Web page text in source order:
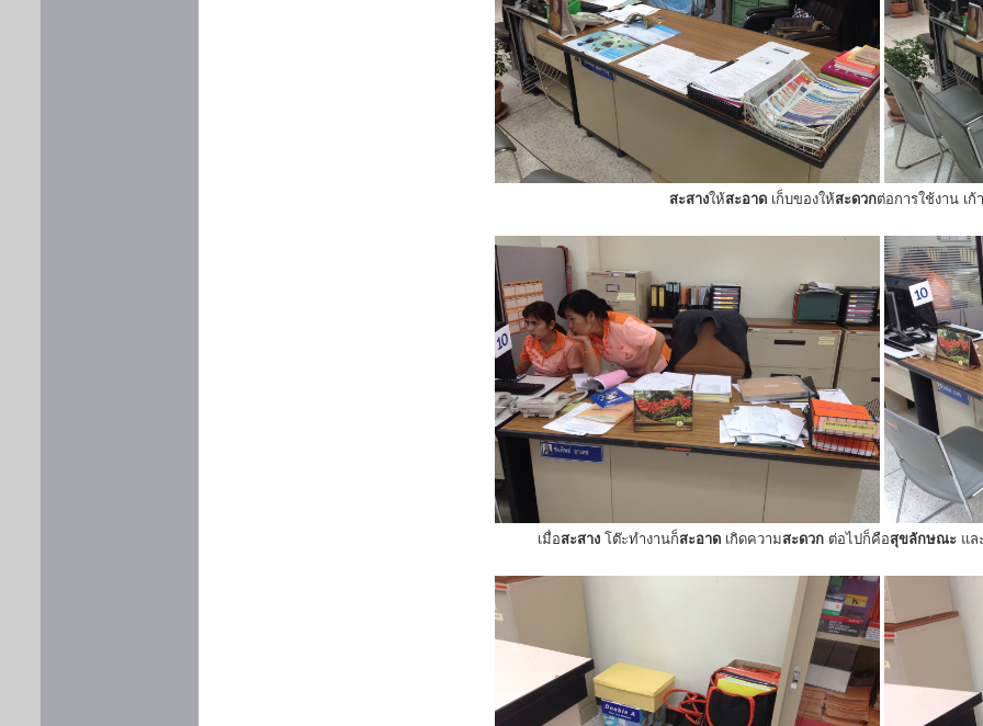
สะสางให้สะอาดเก็บของให้สะดวกต่อการใช้งาน เก้
เมื่อสะสางโต๊ะทำงานก็สะอาดเกิดความสะดวกต่อไปก็คือสุขลักษณะ แล